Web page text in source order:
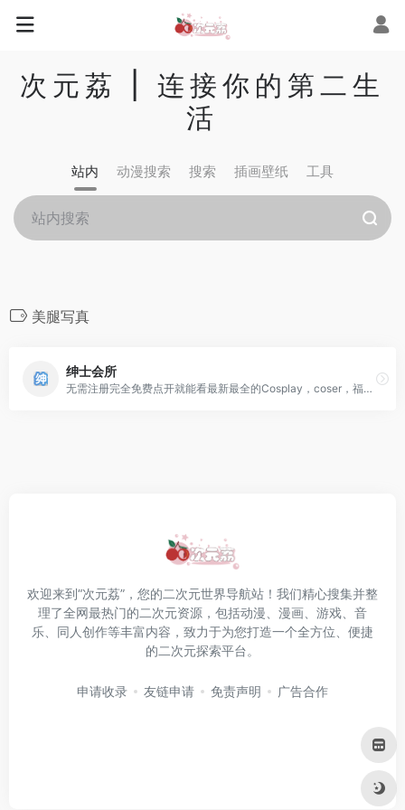
次元荔 | 连接你的第二生
活
站内 动漫搜索 搜索 插画壁纸 工具
美腿写真
绅士会所
无需注册完全免费点开就能看最新最全的Cosplay，coser，福利姬，美腿，OL等高清写真高清图片与高清套图，尽在绅士会所。
欢迎来到“次元荔”，您的二次元世界导航站！我们精心搜集并整
理了全网最热门的二次元资源，包括动漫、漫画、游戏、音
乐、同人创作等丰富内容，致力于为您打造一个全方位、便捷
的二次元探索平台。
申请收录 友链申请 免责声明 广告合作